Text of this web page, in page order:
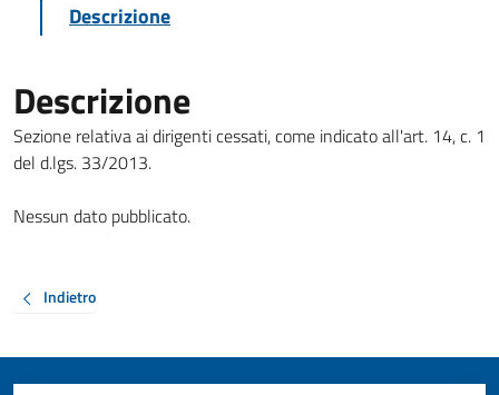
Descrizione
Descrizione
Sezione relativa ai dirigenti cessati, come indicato all'art. 14, c. 1
del d.lgs. 33/2013.
Nessun dato pubblicato.
Indietro